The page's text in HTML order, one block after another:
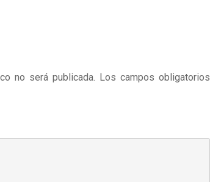
no será publicada. Los campos obligatorios